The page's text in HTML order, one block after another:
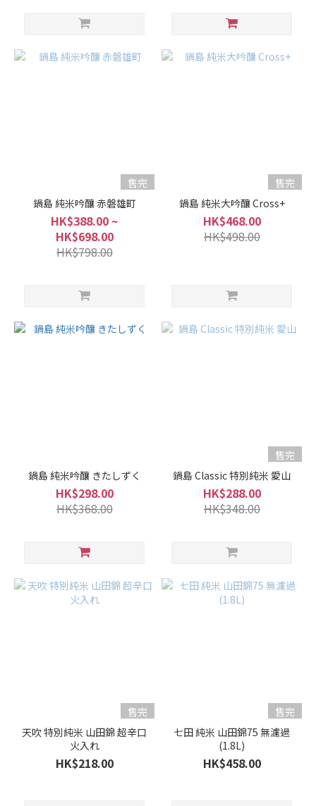
售完
鍋島 純米吟釀 赤磐雄町
HK$388.00 ~
HK$698.00
HK$798.00
售完
鍋島 純米大吟釀 Cross+
HK$468.00
HK$498.00
鍋島 純米吟釀 きたしずく
HK$298.00
HK$368.00
售完
鍋島 Classic 特別純米 愛山
HK$288.00
HK$348.00
售完
天吹 特別純米 山田錦 超辛口
火入れ
HK$218.00
售完
七田 純米 山田錦75 無濾過
(1.8L)
HK$458.00